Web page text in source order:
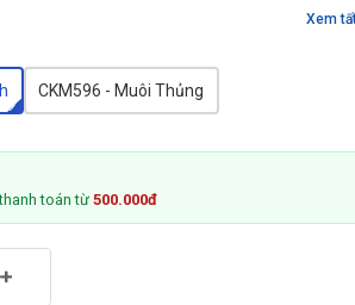
Xem
CKM596 - Muôi Thủng
toán từ500.000đ